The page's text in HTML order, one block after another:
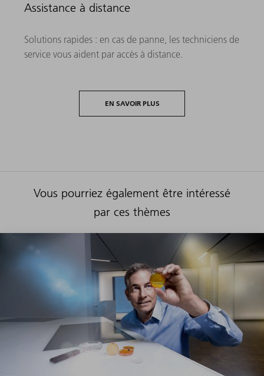
Assistance à distance
Solutions rapides : en cas de panne, les techniciens de
service vous aident par accès à distance.
EN SAVOIR PLUS
Vous pourriez également être intéressé
par ces thèmes